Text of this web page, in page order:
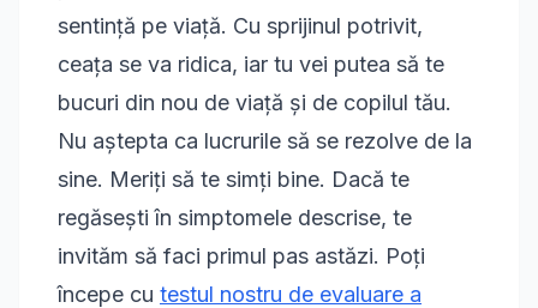
sentință pe viață. Cu sprijinul potrivit,
ceața se va ridica, iar tu vei putea să te
bucuri din nou de viață și de copilul tău.
Nu aștepta ca lucrurile să se rezolve de la
sine. Meriți să te simți bine. Dacă te
regăsești în simptomele descrise, te
invităm să faci primul pas astăzi. Poți
începe cu testul nostru de evaluare a